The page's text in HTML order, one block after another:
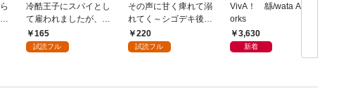
:
冷酷王子にスパイとし
て雇われましたが、結
婚を迫られています: 1
165
試読フル
その声に甘く痺れて溺
れてく～シゴデキ後輩
は推しのメロ声配信者
でした～: 1
220
試読フル
VivA！ 緜/wata Art W
orks
3,630
新着